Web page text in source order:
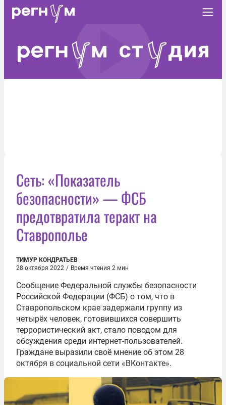
Сеть: «Показатель
безопасности» — ФСБ
предотвратила теракт на
Ставрополье
ТИМУР КОНДРАТЬЕВ
28 октября 2022 / Время чтения 2 мин
Сообщение Федеральной службы безопасности
Российской Федерации (ФСБ) о том, что в
Ставропольском крае задержали группу из
четырёх человек, готовившихся совершить
террористический акт, стало поводом для
обсуждения среди интернет-пользователей.
Граждане выразили своё мнение об этом 28
октября в социальной сети «ВКонтакте».